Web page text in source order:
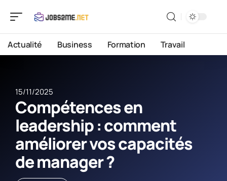
Actualité Business Formation Travail
15/11/2025
Compétences en
leadership : comment
améliorer vos capacités
de manager ?